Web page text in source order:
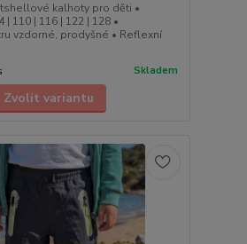
kalhoty pro děti •
| 110 | 116 | 122 | 128 •
vzdorné, prodyšné • Reflexní
Skladem
Zvolit variantu